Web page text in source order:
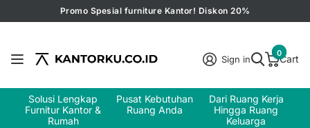
Promo Spesial furniture Kantor! Diskon 20%
Sign in Cart
0
Solusi Lengkap
Furnitur Kantor &
Rumah
Pusat Kebutuhan
Ruang Anda
Dari Ruang Kerja
Hingga Ruang
Keluarga